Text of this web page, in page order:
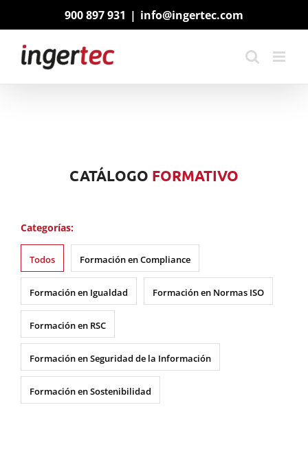
900 897 931 | info@ingertec.com
CATÁLOGO FORMATIVO
Categorías:
Todos Formación en Compliance
Formación en Igualdad Formación en Normas ISO
Formación en RSC
Formación en Seguridad de la Información
Formación en Sostenibilidad